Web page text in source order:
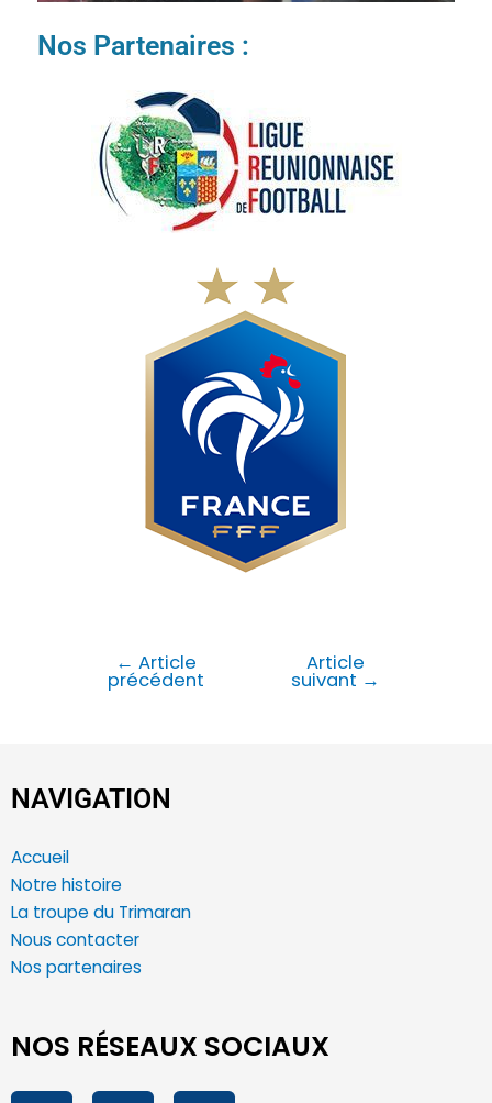
Nos Partenaires :
← Article
précédent
Article
suivant →
NAVIGATION
Accueil
Notre histoire
La troupe du Trimaran
Nous contacter
Nos partenaires
NOS RÉSEAUX SOCIAUX